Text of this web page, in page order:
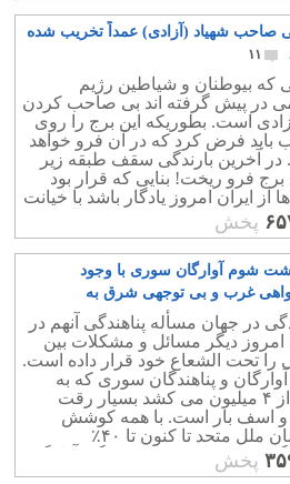
صاحب شهیاد (آزادی) عمداً تخریب شده
۱۱
که بیوطنان و شیاطین رژیم
در پیش گرفته اند بی صاحب کردن
است. بطوریکه این برج را روی
باید فرض کرد که در آن فرو خواهد
آخرین بارندگی سقف طبقه زیر
فرو ریخت! بنایی که قرار بود
از ایران امروز یادگار باشد با خیانت
اسلامی ، موذیانه در حال
است. وزارت ارشاد هم که بعنوان
این بنا شناخته شده ، سکوت نموده
البته چه بهتر که تخریب شود و
حسینیه ابول یک دست را در آنجا
پخش
شوم آوارگان سوری با وجود
غرب و بی توجهی شرق به
کشید
در جهان مسأله پناهندگی آنهم در
امروز دیگر مسائل و مشکلات بین
را تحت الشعاع خود قرار داده است.
و پناهندگان سوری که به
بیش از ۴ میلیون می کشد بسیار رقت
و اسف بار است. با همه کوشش
سازمان ملل متحد تا کنون تا ۴۰٪
کمک هایی رسیده زندگی آوارگی
دارند.
پخش